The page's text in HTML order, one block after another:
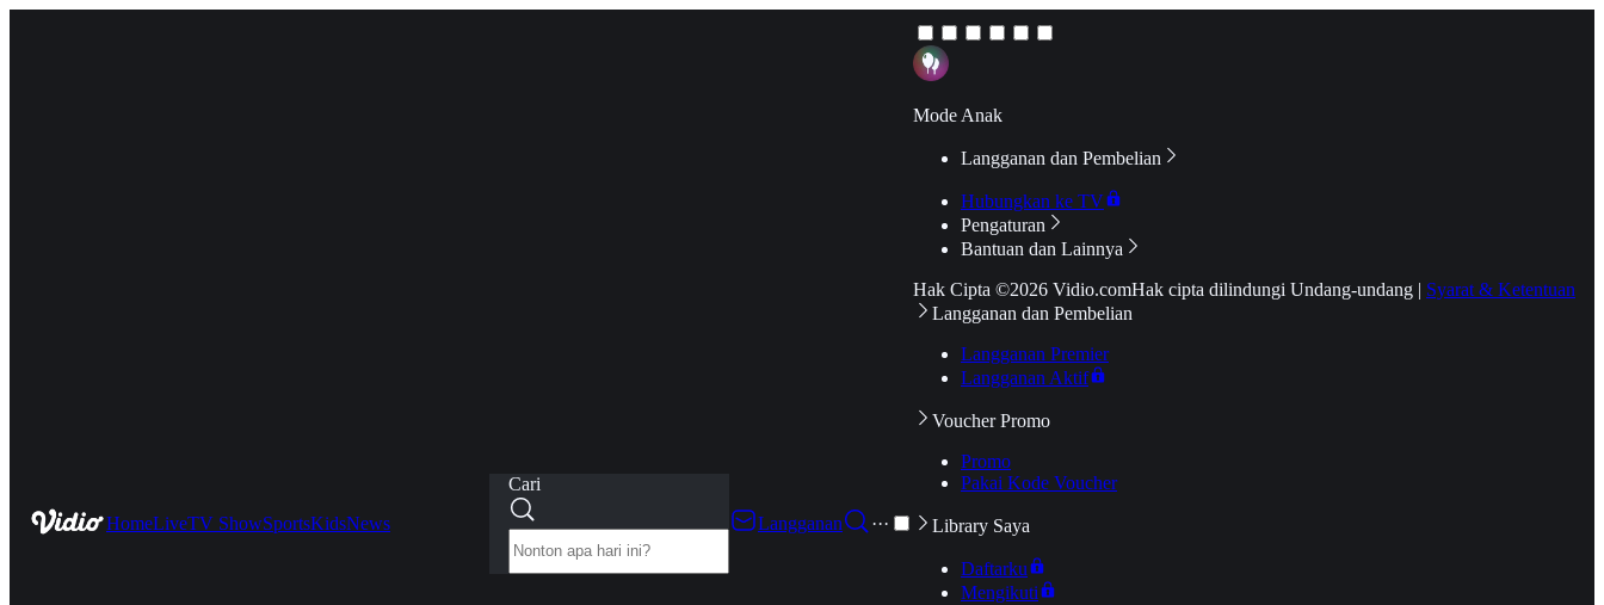
HomeLiveTV ShowSportsKidsNews
Cari
Langganan
···
Mode Anak
Langganan dan Pembelian
Hubungkan ke TV
Pengaturan
Bantuan dan Lainnya
Hak Cipta ©2026 Vidio.comHak cipta dilindungi Undang-undang | Syarat & Ketentuan
Langganan dan Pembelian
Langganan Premier
Langganan Aktif
Voucher Promo
Promo
Pakai Kode Voucher
Library Saya
Daftarku
Mengikuti